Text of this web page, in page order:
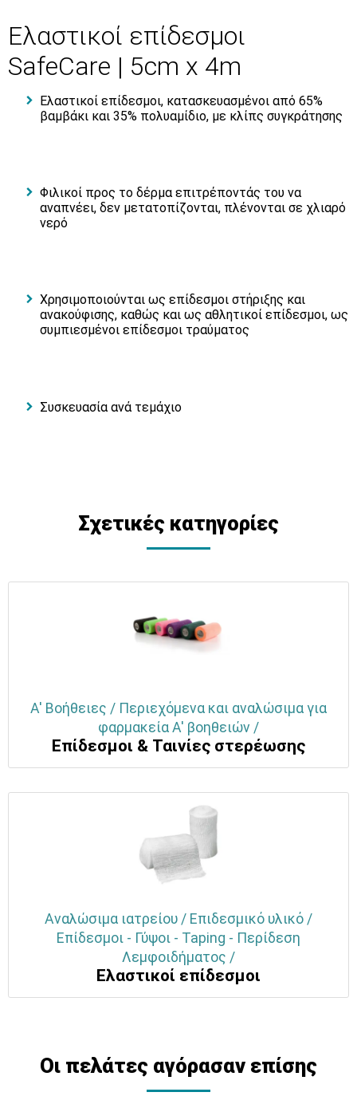
Ελαστικοί επίδεσμοι
SafeCare | 5cm x 4m
Ελαστικοί επίδεσμοι, κατασκευασμένοι από 65%
βαμβάκι και 35% πολυαμίδιο, με κλίπς συγκράτησης
Φιλικοί προς το δέρμα επιτρέποντάς του να
αναπνέει, δεν μετατοπίζονται, πλένονται σε χλιαρό
νερό
Χρησιμοποιούνται ως επίδεσμοι στήριξης και
ανακούφισης, καθώς και ως αθλητικοί επίδεσμοι, ως
συμπιεσμένοι επίδεσμοι τραύματος
Συσκευασία ανά τεμάχιο
Σχετικές κατηγορίες
Α' Βοήθειες / Περιεχόμενα και αναλώσιμα για
φαρμακεία Α' βοηθειών /
Επίδεσμοι & Ταινίες στερέωσης
Αναλώσιμα ιατρείου / Επιδεσμικό υλικό /
Επίδεσμοι - Γύψοι - Taping - Περίδεση
Λεμφοιδήματος /
Ελαστικοί επίδεσμοι
Οι πελάτες αγόρασαν επίσης